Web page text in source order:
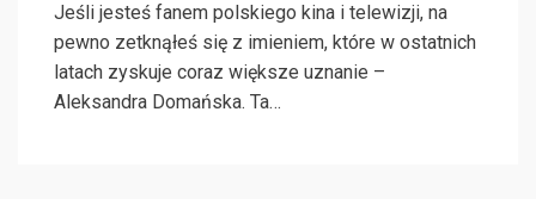
Jeśli jesteś fanem polskiego kina i telewizji, na
pewno zetknąłeś się z imieniem, które w ostatnich
latach zyskuje coraz większe uznanie –
Aleksandra Domańska. Ta…